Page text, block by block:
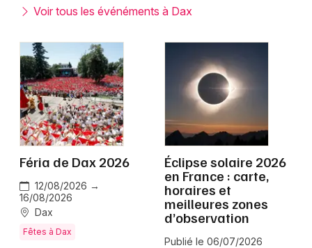
Grands événements
Activité & Expérience
Manifestations
Foires & salons
Spectacles
Sports
Lille
Marseille
Mulhouse
Montpellier
Nantes
Nice
Paris
Strasbourg
Voir tous les événéments à Dax
Féria de Dax 2026
12/08/2026 →
16/08/2026
Dax
Fêtes à Dax
Éclipse solaire 2026
en France : carte,
horaires et
meilleures zones
d’observation
Publié le 06/07/2026
Aujourd'hui
Demain Ce week-end